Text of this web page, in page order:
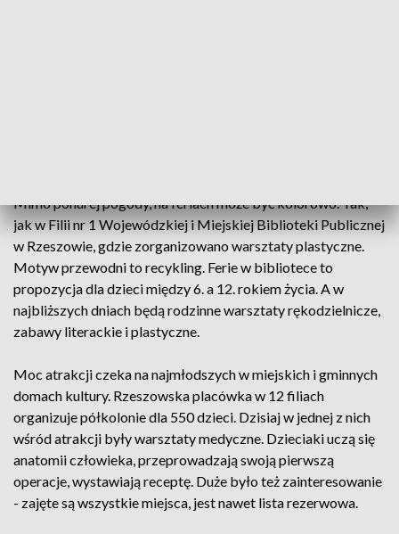
Mimo ponurej pogody, na feriach może być kolorowo. Tak,
jak w Filii nr 1 Wojewódzkiej i Miejskiej Biblioteki Publicznej
w Rzeszowie, gdzie zorganizowano warsztaty plastyczne.
Motyw przewodni to recykling. Ferie w bibliotece to
propozycja dla dzieci między 6. a 12. rokiem życia. A w
najbliższych dniach będą rodzinne warsztaty rękodzielnicze,
zabawy literackie i plastyczne.
Moc atrakcji czeka na najmłodszych w miejskich i gminnych
domach kultury. Rzeszowska placówka w 12 filiach
organizuje półkolonie dla 550 dzieci. Dzisiaj w jednej z nich
wśród atrakcji były warsztaty medyczne. Dzieciaki uczą się
anatomii człowieka, przeprowadzają swoją pierwszą
operacje, wystawiają receptę. Duże było też zainteresowanie
- zajęte są wszystkie miejsca, jest nawet lista rezerwowa.